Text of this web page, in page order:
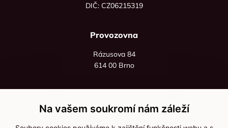
DIČ: CZ06215319
Provozovna
Rázusova 84
614 00 Brno
+420 736 535 066
Po - pá: 8:00 - 16:00
Na vašem soukromí nám záleží